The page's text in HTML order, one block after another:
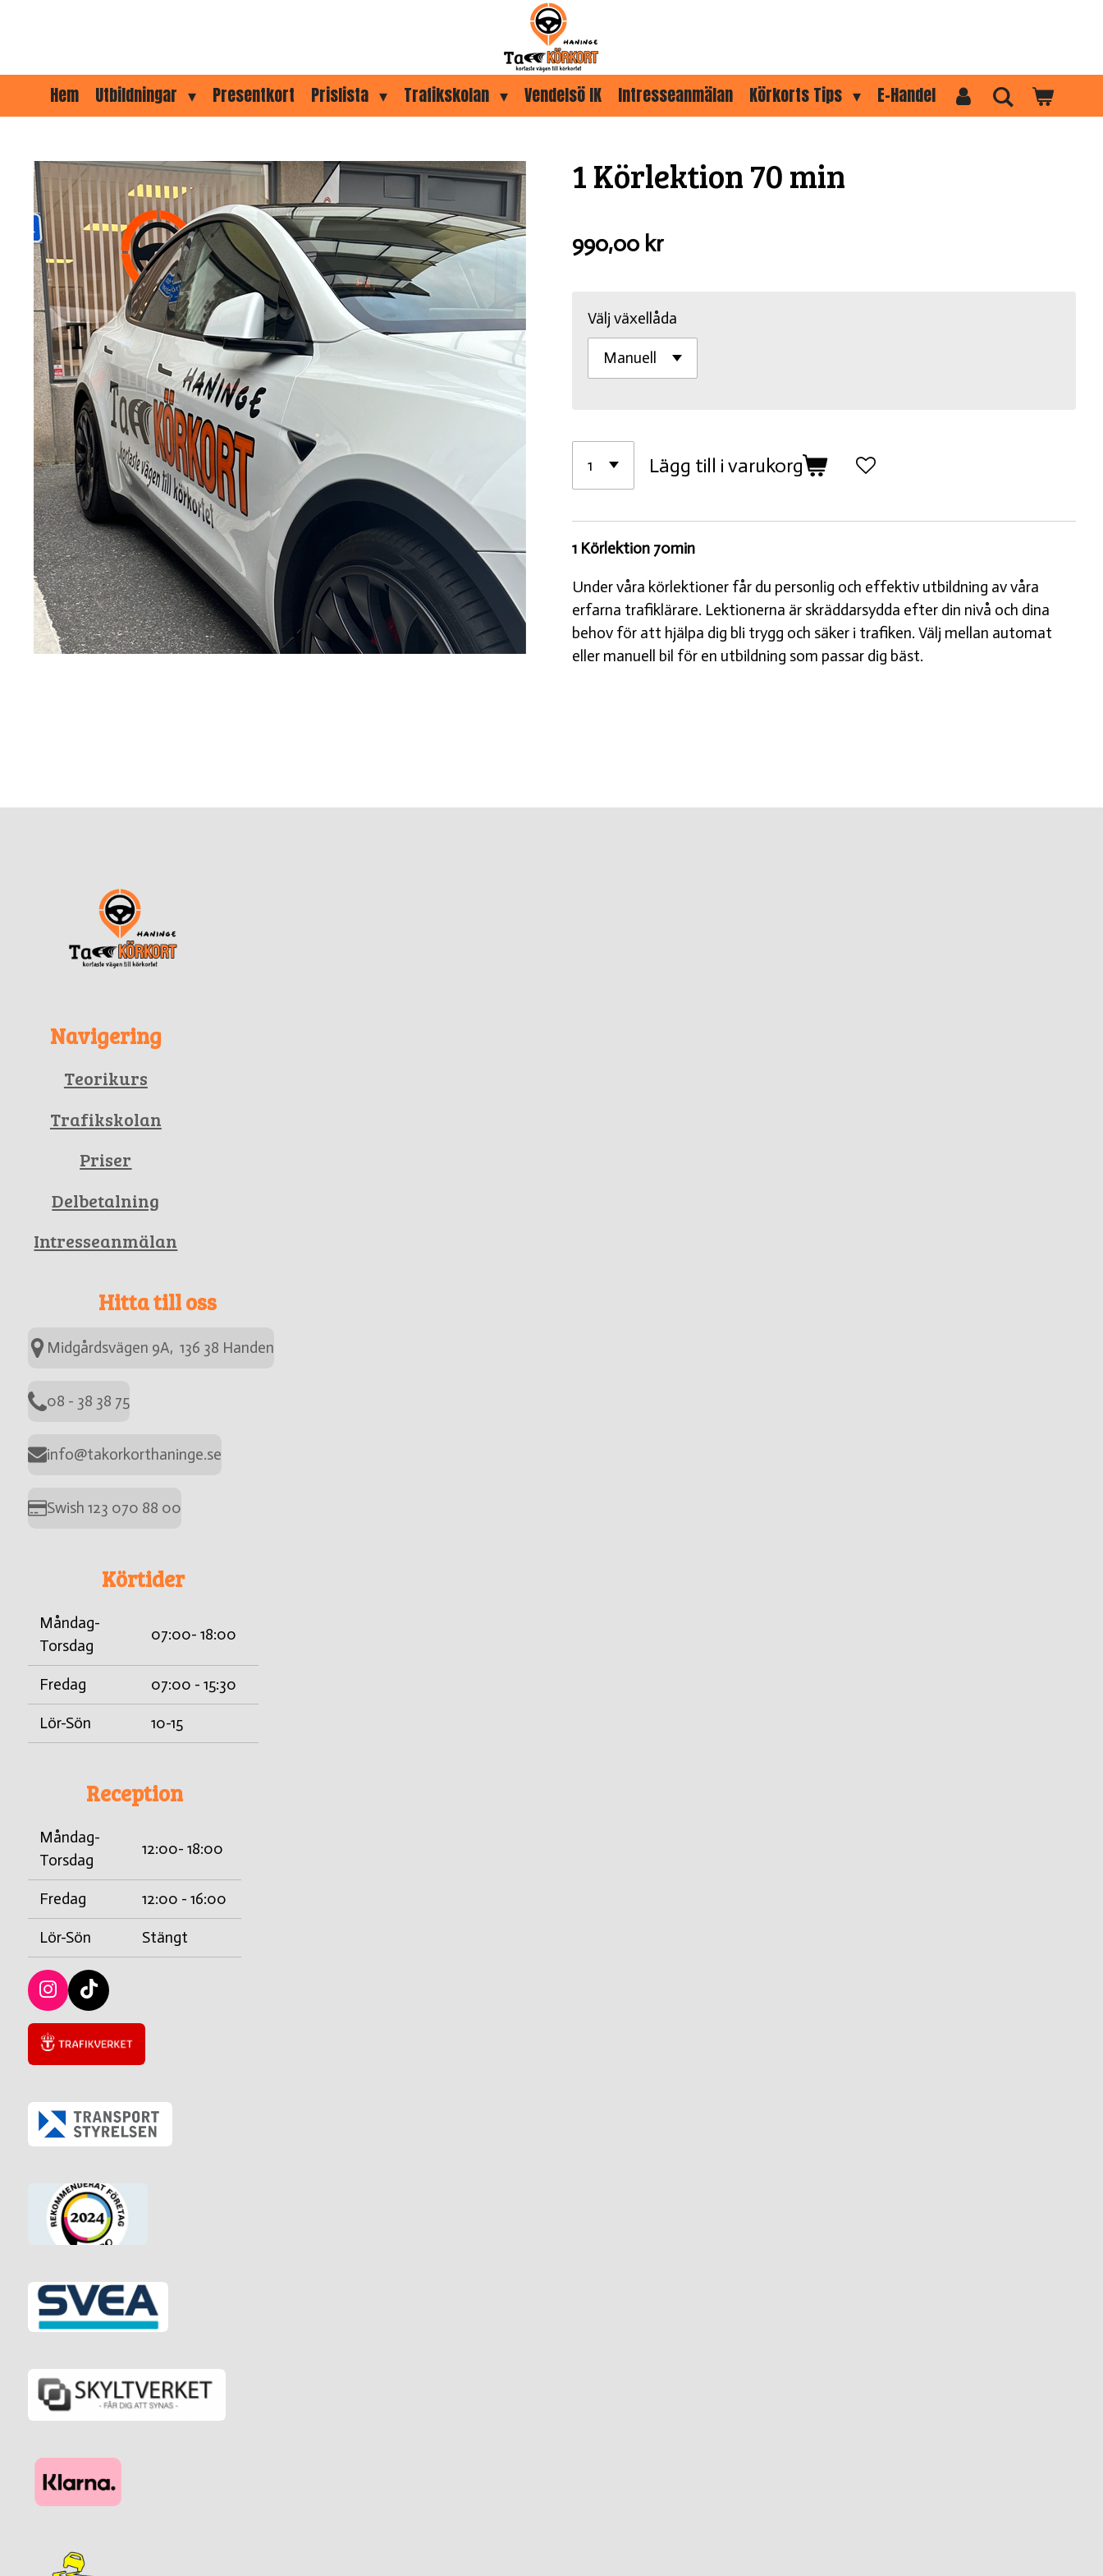
Hem Utbildningar Presentkort Prislista Trafikskolan Vendelsö IK Intresseanmälan Körkorts Tips E-Handel
1 Körlektion 70 min
990,00 kr
Välj växellåda
Lägg till i varukorg
1 Körlektion 70min
Under våra körlektioner får du personlig och effektiv utbildning av våra
erfarna trafiklärare. Lektionerna är skräddarsydda efter din nivå och dina
behov för att hjälpa dig bli trygg och säker i trafiken. Välj mellan automat
eller manuell bil för en utbildning som passar dig bäst.
Navigering
Teorikurs
Trafikskolan
Priser
Delbetalning
Intresseanmälan
Hitta till oss
Midgårdsvägen 9A, 136 38 Handen
08 - 38 38 75
info@takorkorthaninge.se
Swish 123 070 88 00
Körtider
Måndag-
Torsdag
07:00- 18:00
Fredag 07:00 - 15:30
Lör-Sön 10-15
Reception
Måndag-
Torsdag
12:00- 18:00
Fredag 12:00 - 16:00
Lör-Sön Stängt
I
n
s
t
a
r
a
m
T
i
k
t
c
k